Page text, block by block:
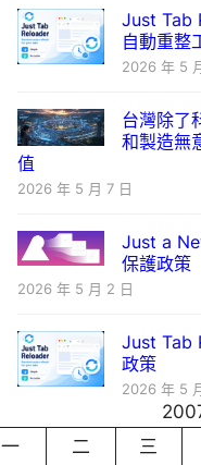
Just Tab
自動重整
2026 年 5
台灣除了
和製造無
值
2026 年 5 月 7 日
Just a
保護政策
2026 年 5 月 2 日
Just Tab
政策
2026 年 5
一
二 三